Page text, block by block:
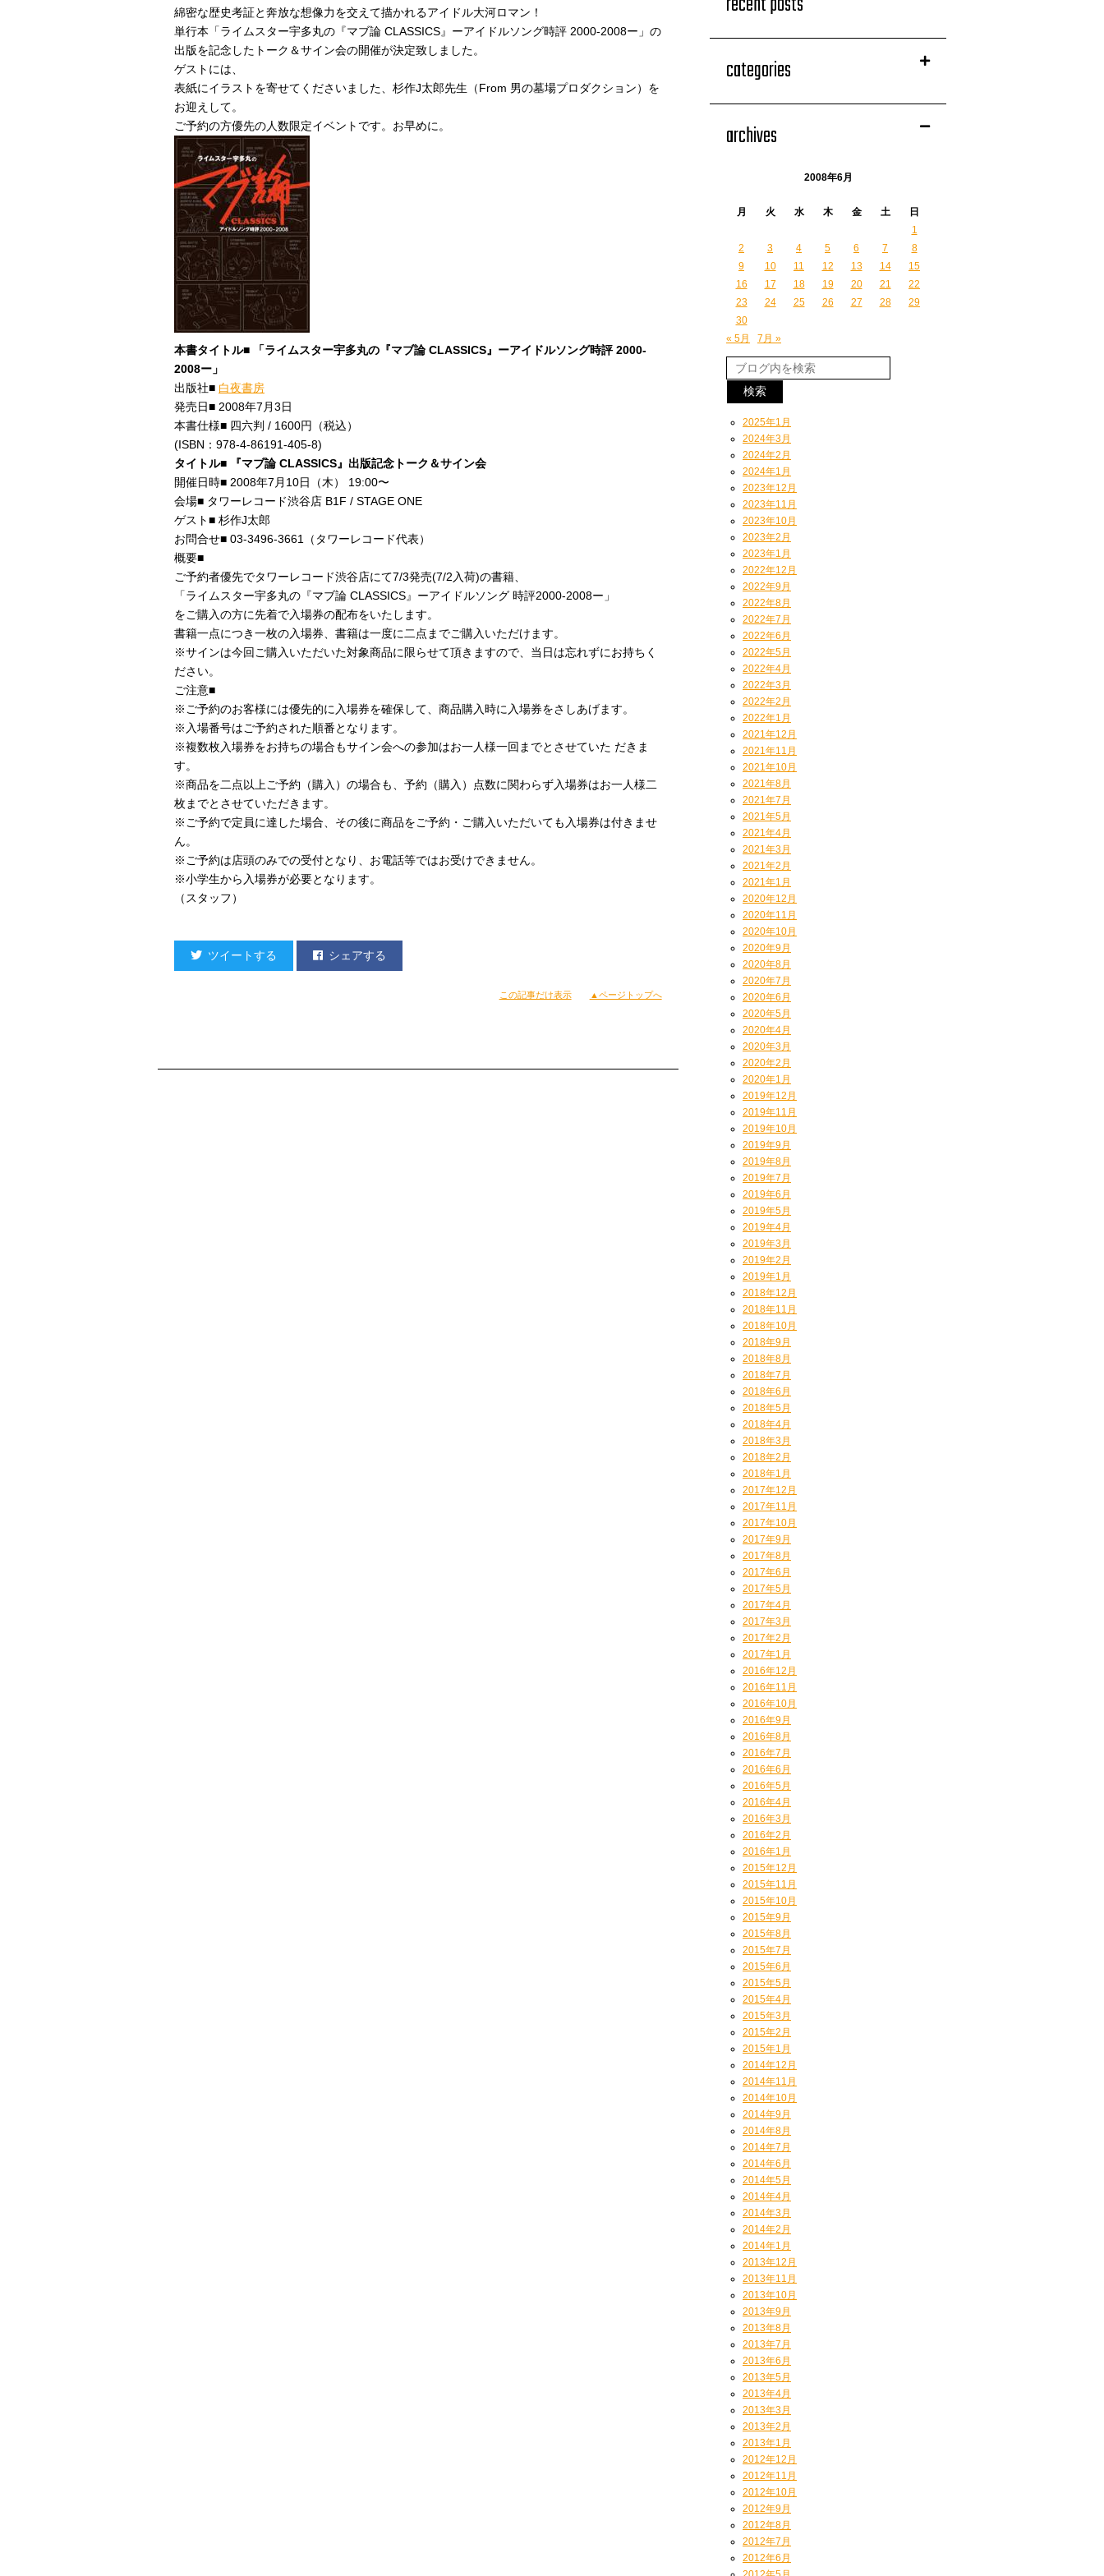
綿密な歴史考証と奔放な想像力を交えて描かれるアイドル大河ロマン！
単行本「ライムスター宇多丸の『マブ論 CLASSICS』ーアイドルソング時評 2000-2008ー」の
出版を記念したトーク＆サイン会の開催が決定致しました。
ゲストには、
表紙にイラストを寄せてくださいました、杉作J太郎先生（From 男の墓場プロダクション）を
お迎えして。
ご予約の方優先の人数限定イベントです。お早めに。
本書タイトル■ 「ライムスター宇多丸の『マブ論 CLASSICS』ーアイドルソング時評 2000-
2008ー」
出版社■ 白夜書房
発売日■ 2008年7月3日
本書仕様■ 四六判 / 1600円（税込）
(ISBN：978-4-86191-405-8)
タイトル■ 『マブ論 CLASSICS』出版記念トーク＆サイン会
開催日時■ 2008年7月10日（木） 19:00〜
会場■ タワーレコード渋谷店 B1F / STAGE ONE
ゲスト■ 杉作J太郎
お問合せ■ 03-3496-3661（タワーレコード代表）
概要■
ご予約者優先でタワーレコード渋谷店にて7/3発売(7/2入荷)の書籍、
「ライムスター宇多丸の『マブ論 CLASSICS』ーアイドルソング 時評2000-2008ー」
をご購入の方に先着で入場券の配布をいたします。
書籍一点につき一枚の入場券、書籍は一度に二点までご購入いただけます。
※サインは今回ご購入いただいた対象商品に限らせて頂きますので、当日は忘れずにお持ちく
ださい。
ご注意■
※ご予約のお客様には優先的に入場券を確保して、商品購入時に入場券をさしあげます。
※入場番号はご予約された順番となります。
※複数枚入場券をお持ちの場合もサイン会への参加はお一人様一回までとさせていた だきま
す。
※商品を二点以上ご予約（購入）の場合も、予約（購入）点数に関わらず入場券はお一人様二
枚までとさせていただきます。
※ご予約で定員に達した場合、その後に商品をご予約・ご購入いただいても入場券は付きませ
ん。
※ご予約は店頭のみでの受付となり、お電話等ではお受けできません。
※小学生から入場券が必要となります。
（スタッフ）
ツイートする シェアする
この記事だけ表示 ▲ページトップへ
categories
archives
2008年6月
月 火 水 木 金 土
日
1
2
3 4 5 6 7
8
9
10 11 12 13 14
15
16
17 18 19 20 21
22
23
24 25 26 27 28
29
30
« 5月
7月 »
2025年1月
2024年3月
2024年2月
2024年1月
2023年12月
2023年11月
2023年10月
2023年2月
2023年1月
2022年12月
2022年9月
2022年8月
2022年7月
2022年6月
2022年5月
2022年4月
2022年3月
2022年2月
2022年1月
2021年12月
2021年11月
2021年10月
2021年8月
2021年7月
2021年5月
2021年4月
2021年3月
2021年2月
2021年1月
2020年12月
2020年11月
2020年10月
2020年9月
2020年8月
2020年7月
2020年6月
2020年5月
2020年4月
2020年3月
2020年2月
2020年1月
2019年12月
2019年11月
2019年10月
2019年9月
2019年8月
2019年7月
2019年6月
2019年5月
2019年4月
2019年3月
2019年2月
2019年1月
2018年12月
2018年11月
2018年10月
2018年9月
2018年8月
2018年7月
2018年6月
2018年5月
2018年4月
2018年3月
2018年2月
2018年1月
2017年12月
2017年11月
2017年10月
2017年9月
2017年8月
2017年6月
2017年5月
2017年4月
2017年3月
2017年2月
2017年1月
2016年12月
2016年11月
2016年10月
2016年9月
2016年8月
2016年7月
2016年6月
2016年5月
2016年4月
2016年3月
2016年2月
2016年1月
2015年12月
2015年11月
2015年10月
2015年9月
2015年8月
2015年7月
2015年6月
2015年5月
2015年4月
2015年3月
2015年2月
2015年1月
2014年12月
2014年11月
2014年10月
2014年9月
2014年8月
2014年7月
2014年6月
2014年5月
2014年4月
2014年3月
2014年2月
2014年1月
2013年12月
2013年11月
2013年10月
2013年9月
2013年8月
2013年7月
2013年6月
2013年5月
2013年4月
2013年3月
2013年2月
2013年1月
2012年12月
2012年11月
2012年10月
2012年9月
2012年8月
2012年7月
2012年6月